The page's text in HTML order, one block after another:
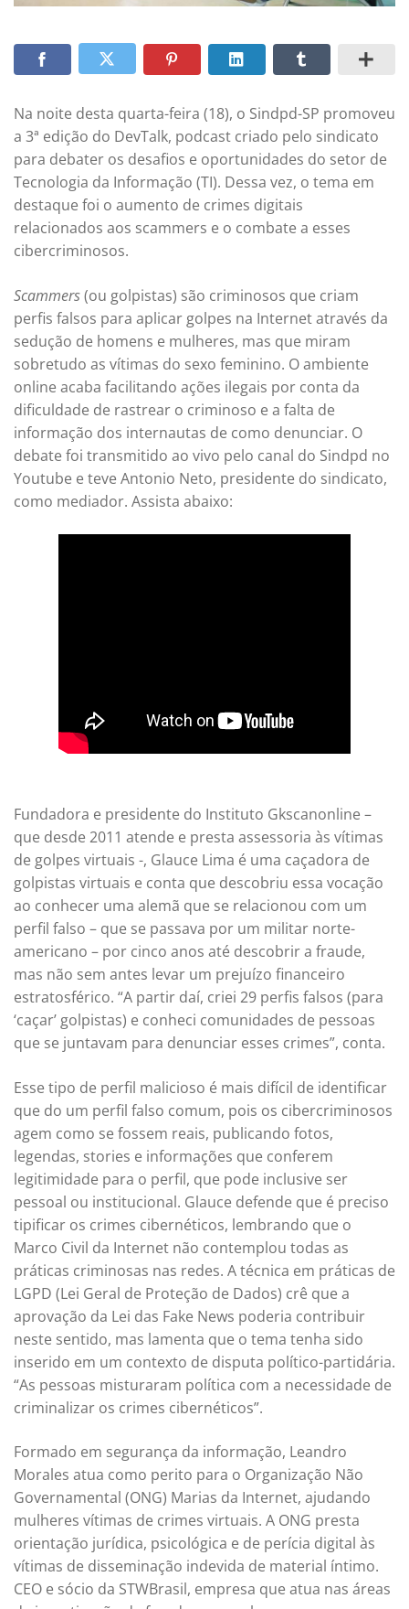
Na noite desta quarta-feira (18), o Sindpd-SP promoveu
a 3ª edição do DevTalk, podcast criado pelo sindicato
para debater os desafios e oportunidades do setor de
Tecnologia da Informação (TI). Dessa vez, o tema em
destaque foi o aumento de crimes digitais
relacionados aos scammers e o combate a esses
cibercriminosos.
Scammers(ou golpistas) são criminosos que criam
perfis falsos para aplicar golpes na Internet através da
sedução de homens e mulheres, mas que miram
sobretudo as vítimas do sexo feminino. O ambiente
online acaba facilitando ações ilegais por conta da
dificuldade de rastrear o criminoso e a falta de
informação dos internautas de como denunciar. O
debate foi transmitido ao vivo pelo canal do Sindpd no
Youtube e teve Antonio Neto, presidente do sindicato,
como mediador. Assista abaixo:
Fundadora e presidente do Instituto Gkscanonline –
que desde 2011 atende e presta assessoria às vítimas
de golpes virtuais -, Glauce Lima é uma caçadora de
golpistas virtuais e conta que descobriu essa vocação
ao conhecer uma alemã que se relacionou com um
perfil falso – que se passava por um militar norte-
americano – por cinco anos até descobrir a fraude,
mas não sem antes levar um prejuízo financeiro
estratosférico. “A partir daí, criei 29 perfis falsos (para
‘caçar’ golpistas) e conheci comunidades de pessoas
que se juntavam para denunciar esses crimes”, conta.
Esse tipo de perfil malicioso é mais difícil de identificar
que do um perfil falso comum, pois os cibercriminosos
agem como se fossem reais, publicando fotos,
legendas, stories e informações que conferem
legitimidade para o perfil, que pode inclusive ser
pessoal ou institucional. Glauce defende que é preciso
tipificar os crimes cibernéticos, lembrando que o
Marco Civil da Internet não contemplou todas as
práticas criminosas nas redes. A técnica em práticas de
LGPD (Lei Geral de Proteção de Dados) crê que a
aprovação da Lei das Fake News poderia contribuir
neste sentido, mas lamenta que o tema tenha sido
inserido em um contexto de disputa político-partidária.
“As pessoas misturaram política com a necessidade de
criminalizar os crimes cibernéticos”.
Formado em segurança da informação, Leandro
Morales atua como perito para o Organização Não
Governamental (ONG) Marias da Internet, ajudando
mulheres vítimas de crimes virtuais. A ONG presta
orientação jurídica, psicológica e de perícia digital às
vítimas de disseminação indevida de material íntimo.
CEO e sócio da STWBrasil, empresa que atua nas áreas